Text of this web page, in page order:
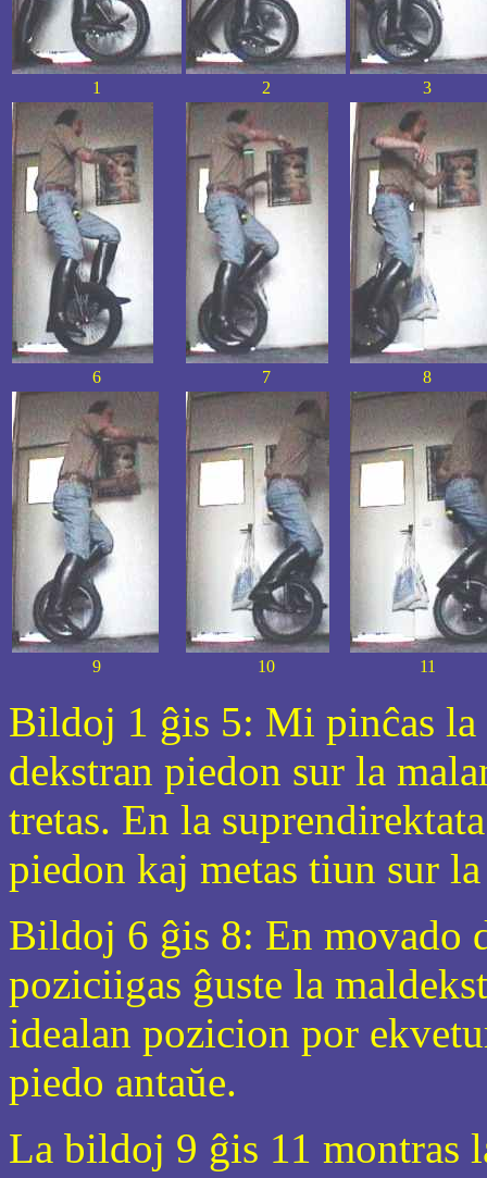
1 2 3
6 7 8
9 10 11
Bildoj 1 ĝis 5: Mi pinĉas la
dekstran piedon sur la
tretas. En la
piedon kaj metas tiun sur
Bildoj 6 ĝis 8: En movado
poziciigas ĝuste la
idealan pozicion por
piedo antaŭe.
La bildoj 9 ĝis 11 montras